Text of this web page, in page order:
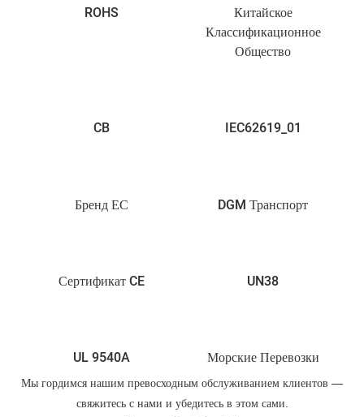
ROHS
Китайское
Классификационное
Общество
CB IEC62619_01
Бренд ЕС DGM Транспорт
Сертификат CE UN38
UL 9540A Морские Перевозки
Мы гордимся нашим превосходным обслуживанием клиентов —
свяжитесь с нами и убедитесь в этом сами.